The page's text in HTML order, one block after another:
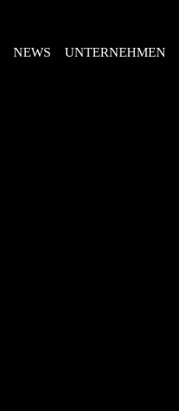
NEWS UNTERNEHMEN